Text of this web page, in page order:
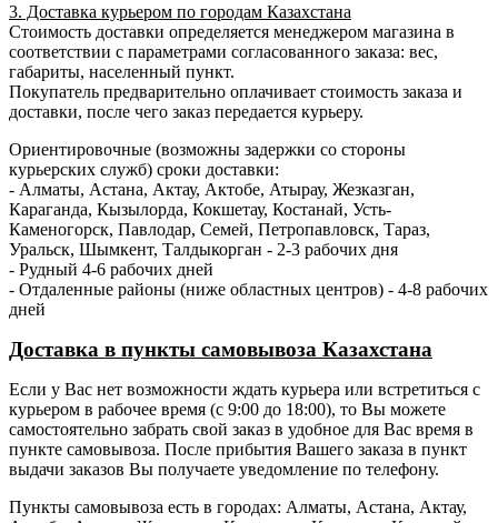
3. Доставка курьером по городам Казахстана
Стоимость доставки определяется менеджером магазина в
соответствии с параметрами согласованного заказа: вес,
габариты, населенный пункт.
Покупатель предварительно оплачивает стоимость заказа и
доставки, после чего заказ передается курьеру.
Ориентировочные (возможны задержки со стороны
курьерских служб) сроки доставки:
- Алматы, Астана, Актау, Актобе, Атырау, Жезказган,
Караганда, Кызылорда, Кокшетау, Костанай, Усть-
Каменогорск, Павлодар, Семей, Петропавловск, Тараз,
Уральск, Шымкент, Талдыкорган - 2-3 рабочих дня
- Рудный 4-6 рабочих дней
- Отдаленные районы (ниже областных центров) - 4-8 рабочих
дней
Доставка в пункты самовывоза Казахстана
Если у Вас нет возможности ждать курьера или встретиться с
курьером в рабочее время (с 9:00 до 18:00), то Вы можете
самостоятельно забрать свой заказ в удобное для Вас время в
пункте самовывоза. После прибытия Вашего заказа в пункт
выдачи заказов Вы получаете уведомление по телефону.
Пункты самовывоза есть в городах: Алматы, Астана, Актау,